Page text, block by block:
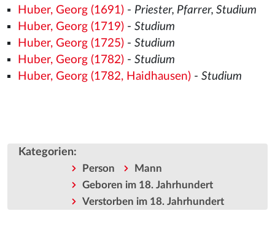
Huber, Georg (1691)- Priester, Pfarrer, Studium
Huber, Georg (1719)- Studium
Huber, Georg (1725)- Studium
Huber, Georg (1782)- Studium
Huber, Georg (1782, Haidhausen)- Studium
Kategorien:
Person
Mann
Geboren im 18. Jahrhundert
Verstorben im 18. Jahrhundert